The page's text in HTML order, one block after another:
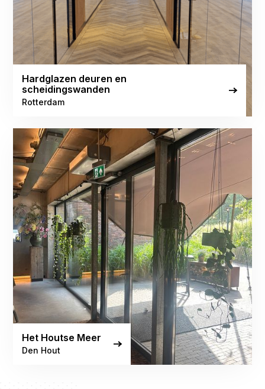
Hardglazen deuren en
scheidingswanden
Rotterdam
Het Houtse Meer
Den Hout